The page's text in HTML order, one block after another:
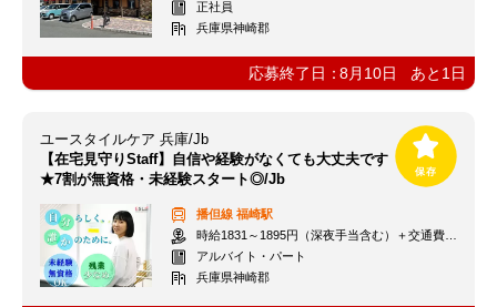
正社員
兵庫県神崎郡
応募終了日：8月10日 あと 1 日
ユースタイルケア 兵庫/Jb
【在宅見守りStaff】自信や経験がなくても大丈夫です
★7割が無資格・未経験スタート◎/Jb
播但線 福崎駅
時給1831～1895円（深夜手当含む）＋交通費支給
アルバイト・パート
兵庫県神崎郡